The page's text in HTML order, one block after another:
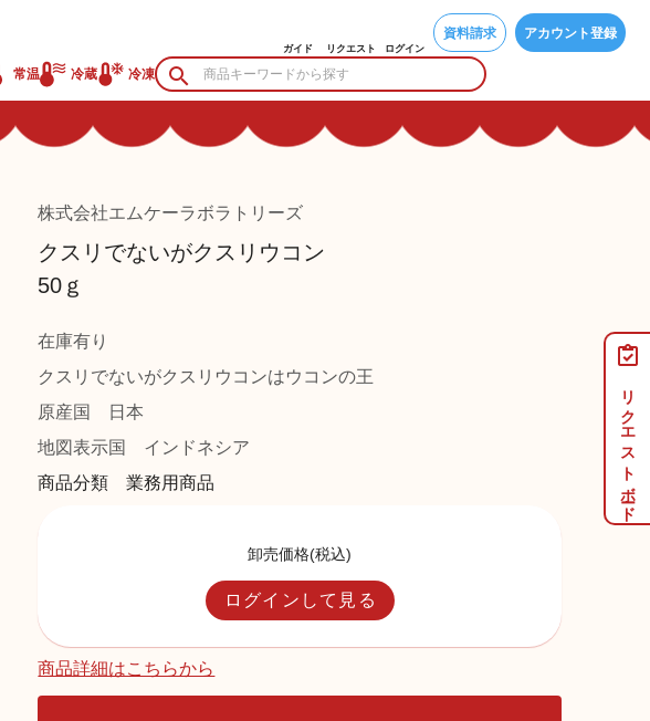
資料請求
アカウント登録
ガイド リクエスト ログイン
常温 冷蔵 冷凍
株式会社エムケーラボラトリーズ
クスリでないがクスリウコン
50ｇ
在庫有り
クスリでないがクスリウコンはウコンの王
原産国
日本
地図表示国
インドネシア
商品分類 業務用商品
卸売価格(税込)
ログインして見る
商品詳細はこちらから
リクエストボード